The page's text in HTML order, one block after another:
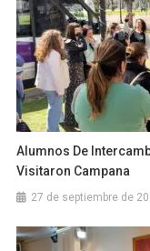
Alumnos De
Visitaron Campana
27 de septiembre de